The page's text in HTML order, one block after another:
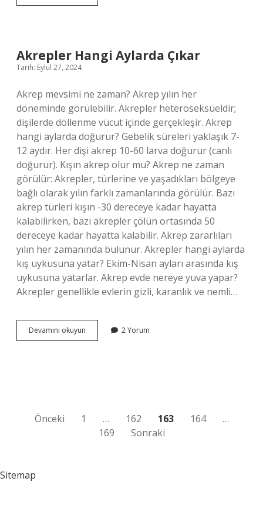
Nikahı
Akrepler Hangi Aylarda Çıkar
Tarih: Eylül 27, 2024
Akrep mevsimi ne zaman? Akrep yılın her
döneminde görülebilir. Akrepler heteroseksüeldir;
dişilerde döllenme vücut içinde gerçekleşir. Akrep
hangi aylarda doğurur? Gebelik süreleri yaklaşık 7-
12 aydır. Her dişi akrep 10-60 larva doğurur (canlı
doğurur). Kışın akrep olur mu? Akrep ne zaman
görülür: Akrepler, türlerine ve yaşadıkları bölgeye
bağlı olarak yılın farklı zamanlarında görülür. Bazı
akrep türleri kışın -30 dereceye kadar hayatta
kalabilirken, bazı akrepler çölün ortasında 50
dereceye kadar hayatta kalabilir. Akrep zararlıları
yılın her zamanında bulunur. Akrepler hangi aylarda
kış uykusuna yatar? Ekim-Nisan ayları arasında kış
uykusuna yatarlar. Akrep evde nereye yuva yapar?
Akrepler genellikle evlerin gizli, karanlık ve nemli…
Devamını okuyun Akrepler
Hangi
2 Yorum
Yazı
sayfalaması
Önceki 1 … 162 163 164
…
169
Sonraki
Sitemap